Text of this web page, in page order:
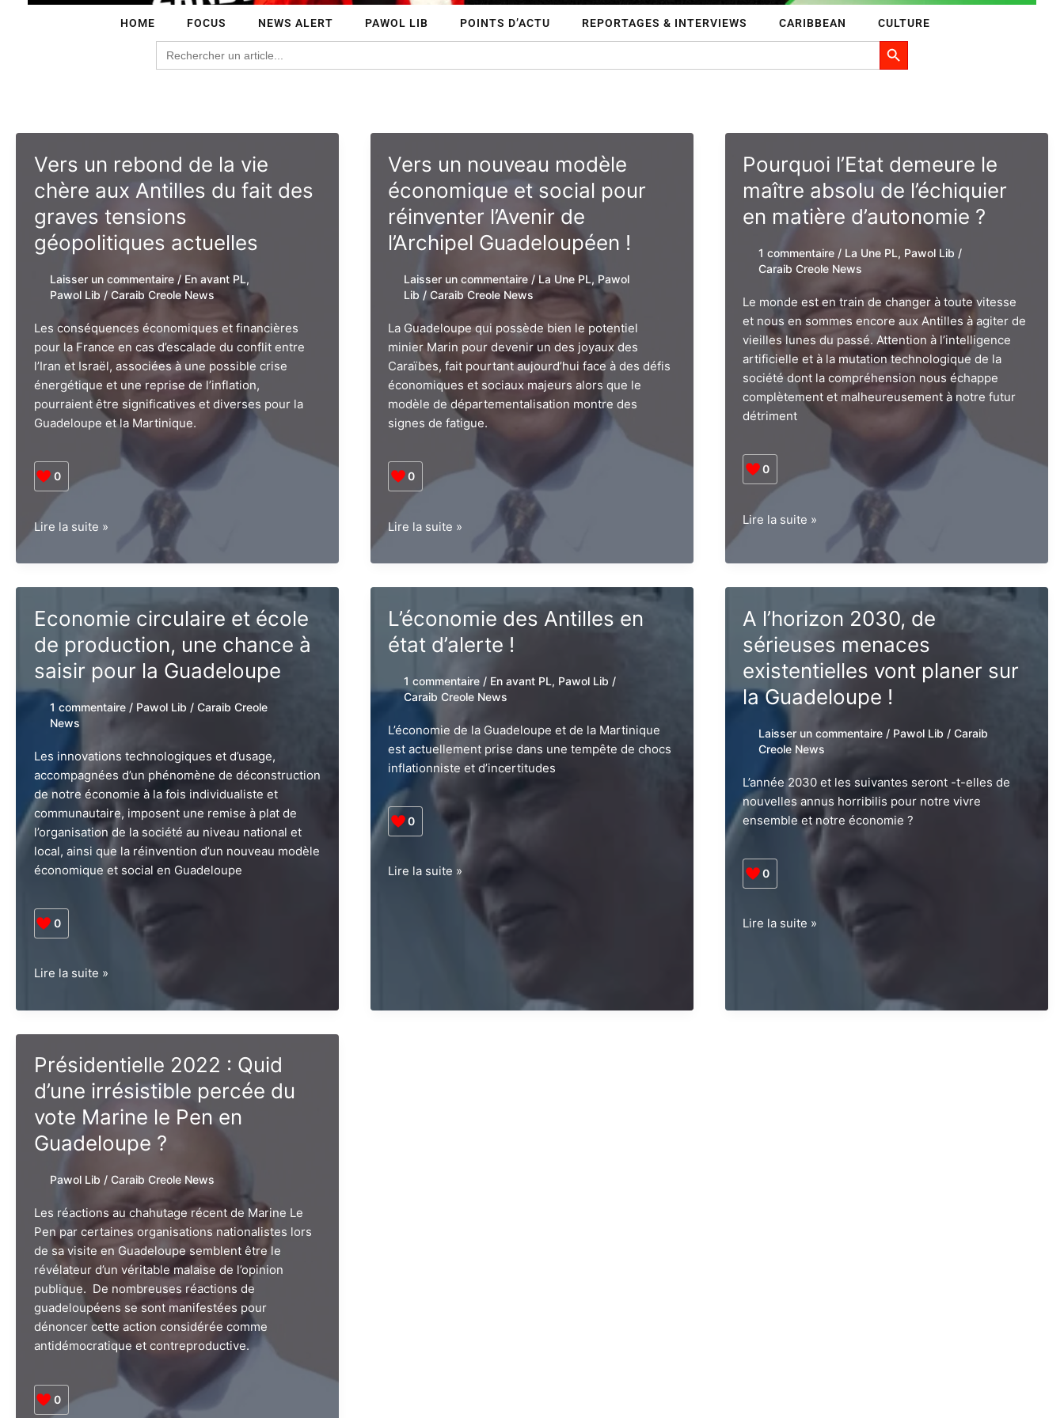
HOME FOCUS NEWS ALERT PAWOL LIB POINTS D’ACTU REPORTAGES & INTERVIEWS CARIBBEAN CULTURE
Search
for:
Search Button
Vers un rebond de la vie
chère aux Antilles du fait des
graves tensions
géopolitiques actuelles
Laisser un commentaire /En avant PL,
Pawol Lib / Caraib Creole News
Les conséquences économiques et financières
pour la France en cas d’escalade du conflit entre
l’Iran et Israël, associées à une possible crise
énergétique et une reprise de l’inflation,
pourraient être significatives et diverses pour la
Guadeloupe et la Martinique.
0
Vers
rebond
vie
chère
Antilles
du
graves
tensions
géopolitiques
actuelles
Lire la suite »
Vers un nouveau modèle
économique et social pour
réinventer l’Avenir de
l’Archipel Guadeloupéen !
Laisser un commentaire /La Une PL, Pawol
Lib /Caraib Creole News
La Guadeloupe qui possède bien le potentiel
minier Marin pour devenir un des joyaux des
Caraïbes, fait pourtant aujourd’hui face à des défis
économiques et sociaux majeurs alors que le
modèle de départementalisation montre des
signes de fatigue.
0
Vers
nouveau
social
réinventer
l’Avenir
l’Archipel
Guadeloupéen
!
Lire la suite »
Pourquoi l’Etat demeure le
maître absolu de l’échiquier
en matière d’autonomie ?
1 commentaire / La Une PL, Pawol Lib /
Caraib Creole News
Le monde est en train de changer à toute vitesse
et nous en sommes encore aux Antilles à agiter de
vieilles lunes du passé. Attention à l’intelligence
artificielle et à la mutation technologique de la
société dont la compréhension nous échappe
complètement et malheureusement à notre futur
détriment
0
Pourquoi
absolu
l’échiquier
en
matière
d’autonomie
Lire la suite »
Economie circulaire et école
de production, une chance à
saisir pour la Guadeloupe
1 commentaire / Pawol Lib / Caraib Creole
News
Les innovations technologiques et d’usage,
accompagnées d’un phénomène de déconstruction
de notre économie à la fois individualiste et
communautaire, imposent une remise à plat de
l’organisation de la société au niveau national et
local, ainsi que la réinvention d’un nouveau modèle
économique et social en Guadeloupe
0
Economie
et
production,
une
à
saisir
Lire la suite »
L’économie des Antilles en
état d’alerte !
1 commentaire / En avant PL, Pawol Lib /
Caraib Creole News
L’économie de la Guadeloupe et de la Martinique
est actuellement prise dans une tempête de chocs
inflationniste et d’incertitudes
0
L’économie
Lire la suite »
A l’horizon 2030, de
sérieuses menaces
existentielles vont planer sur
la Guadeloupe !
Laisser un commentaire / Pawol Lib /Caraib
Creole News
L’année 2030 et les suivantes seront -t-elles de
nouvelles annus horribilis pour notre vivre
ensemble et notre économie ?
0
A
Lire la suite »
Présidentielle 2022 : Quid
d’une irrésistible percée du
vote Marine le Pen en
Guadeloupe ?
Pawol Lib / Caraib Creole News
Les réactions au chahutage récent de Marine Le
Pen par certaines organisations nationalistes lors
de sa visite en Guadeloupe semblent être le
révélateur d’un véritable malaise de l’opinion
publique. De nombreuses réactions de
guadeloupéens se sont manifestées pour
dénoncer cette action considérée comme
antidémocratique et contreproductive.
0